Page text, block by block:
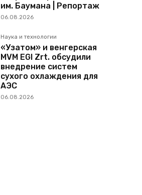
им. Баумана | Репортаж
06.08.2026
Наука и технологии
«Узатом» и венгерская
MVM EGI Zrt. обсудили
внедрение систем
сухого охлаждения для
АЭС
06.08.2026